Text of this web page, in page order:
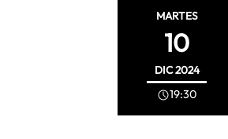
MARTES
10
DIC2024
19:30